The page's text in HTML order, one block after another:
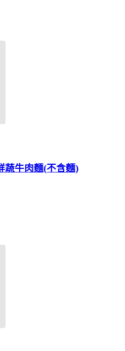
蔬牛肉麵(不含麵)